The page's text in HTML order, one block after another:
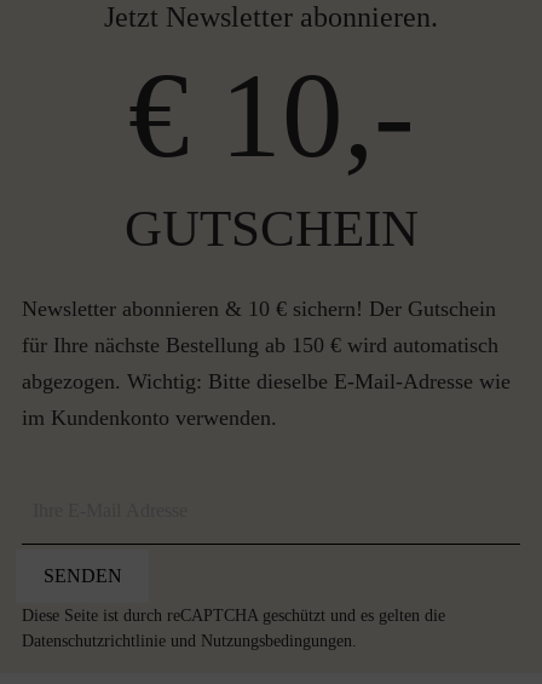
Jetzt Newsletter abonnieren.
€ 10,-
GUTSCHEIN
Newsletter abonnieren & 10 € sichern! Der Gutschein
für Ihre nächste Bestellung ab 150 € wird automatisch
abgezogen. Wichtig: Bitte dieselbe E-Mail-Adresse wie
im Kundenkonto verwenden.
SENDEN
Diese Seite ist durch reCAPTCHA geschützt und es gelten die
Datenschutzrichtlinie und Nutzungsbedingungen.